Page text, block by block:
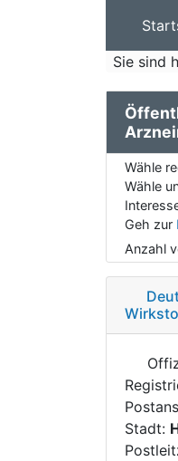
Sie sind
Wähle
Wähle
Geh zur
Anzahl
Stadt: